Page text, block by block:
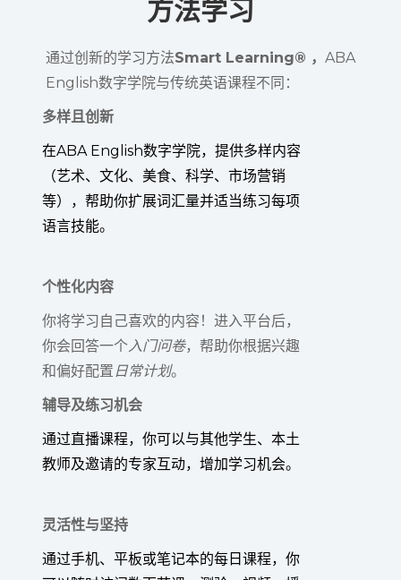
方法学习
通过创新的学习方法Smart Learning® ， ABA
English数字学院与传统英语课程不同：
多样且创新
在ABA English数字学院，提供多样内容
（艺术、文化、美食、科学、市场营销
等），帮助你扩展词汇量并适当练习每项
语言技能。
个性化内容
你将学习自己喜欢的内容！进入平台后，
你会回答一个入门问卷，帮助你根据兴趣
和偏好配置 日常计划。
辅导及练习机会
通过直播课程，你可以与其他学生、本土
教师及邀请的专家互动，增加学习机会。
灵活性与坚持
通过手机、平板或笔记本的每日课程，你